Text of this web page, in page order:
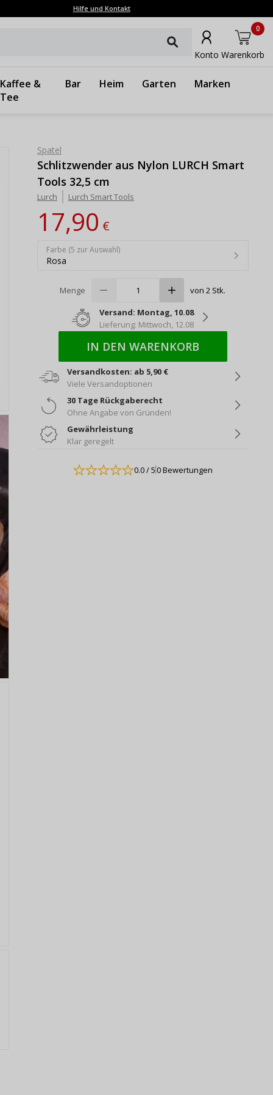
Hilfe und Kontakt
Konto Warenkorb
0
Kaffee &
Tee
Bar Heim Garten Marken
Spatel
Schlitzwender aus Nylon LURCH Smart
Tools 32,5 cm
Lurch Lurch Smart Tools
17,90€
Farbe (5 zur Auswahl)
Rosa
Menge von 2 Stk.
Versand: Montag, 10.08
Lieferung: Mittwoch, 12.08
IN DEN WARENKORB
Versandkosten: ab 5,90 €
Viele Versandoptionen
30 Tage Rückgaberecht
Ohne Angabe von Gründen!
Gewährleistung
Klar geregelt
0.0/ 50 Bewertungen